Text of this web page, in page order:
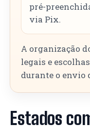
pré-
via Pix.
A organização
legais e
durante o envio
Estados